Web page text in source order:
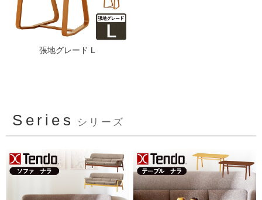
張地グレード L
Series シリーズ